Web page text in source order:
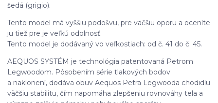
šedá (grigio).
Tento model má vyššiu podošvu, pre väčšiu oporu a oceníte
ju tiež pre je veľkú odolnosť.
Tento model je dodávaný vo veľkostiach: od č. 41 do č. 45.
AEQUOS SYSTÉM je technológia patentovaná Petrom
Legwoodom. Pôsobením série tlakových bodov
a naklonení, dodáva obuv Aequos Petra Legwooda chodidlu
väčšiu stabilitu, čím napomáha zlepšeniu rovnováhy tela a